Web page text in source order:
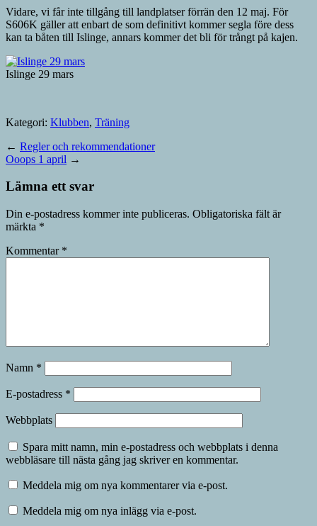
Vidare, vi får inte tillgång till landplatser förrän den 12 maj. För
S606K gäller att enbart de som definitivt kommer segla före dess
kan ta båten till Islinge, annars kommer det bli för trångt på kajen.
Islinge 29 mars
Kategori: Klubben, Träning
← Regler och rekommendationer
Ooops 1 april →
Lämna ett svar
Din e-postadress kommer inte publiceras. Obligatoriska fält är
märkta *
Kommentar *
Namn *
E-postadress *
Webbplats
Spara mitt namn, min e-postadress och webbplats i denna
webbläsare till nästa gång jag skriver en kommentar.
Meddela mig om nya kommentarer via e-post.
Meddela mig om nya inlägg via e-post.